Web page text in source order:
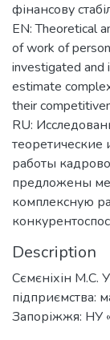
фінансову
EN: Theoretical
of work of
investigated and
estimate
their
RU:
работы
предложены
комплексную
Description
Сємєніхін М.С.
підприємства:
Запоріжжя: НУ